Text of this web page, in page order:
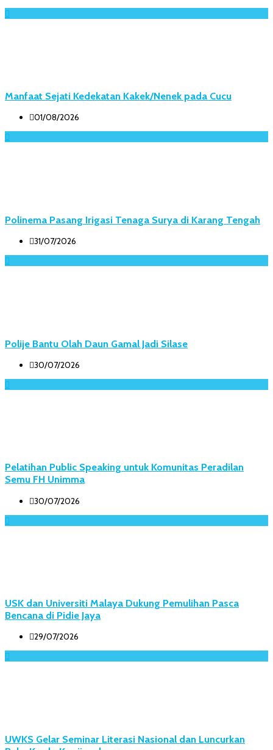
Manfaat Sejati Kedekatan Kakek/Nenek pada Cucu
01/08/2026
Polinema Pasang Irigasi Tenaga Surya di Karang Tengah
31/07/2026
Polije Bantu Olah Daun Gamal Jadi Silase
30/07/2026
Pelatihan Public Speaking untuk Komunitas Peradilan
Semu FH Unimma
30/07/2026
USK dan Universiti Malaya Dukung Pemulihan Pasca
Bencana di Pidie Jaya
29/07/2026
UWKS Gelar Seminar Literasi Nasional dan Luncurkan